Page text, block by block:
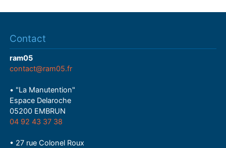
Contact
ram05
contact@ram05.fr
• "La Manutention"
Espace Delaroche
05200 EMBRUN
04 92 43 37 38
• 27 rue Colonel Roux